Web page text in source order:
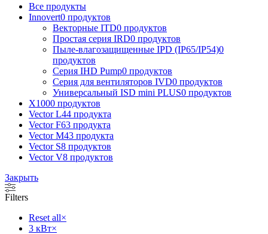
Все продукты
Innovert0 продуктов
Векторные ITD0 продуктов
Простая серия IRD0 продуктов
Пыле-влагозащищенные IPD (IP65/IP54)0
продуктов
Серия IHD Pump0 продуктов
Серия для вентиляторов IVD0 продуктов
Универсальный ISD mini PLUS0 продуктов
X1000 продуктов
Vector L44 продукта
Vector F63 продукта
Vector M43 продукта
Vector S8 продуктов
Vector V8 продуктов
Закрыть
Filters
Reset all×
3 кВт×